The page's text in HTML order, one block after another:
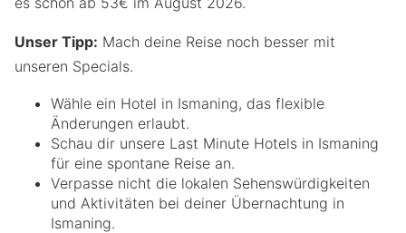
Unser Tipp: Mach deine Reise noch besser mit
unseren Specials.
Wähle ein Hotel in Ismaning, das flexible
Änderungen erlaubt.
Schau dir unsere Last Minute Hotels in Ismaning
für eine spontane Reise an.
Verpasse nicht die lokalen Sehenswürdigkeiten
und Aktivitäten bei deiner Übernachtung in
Ismaning.